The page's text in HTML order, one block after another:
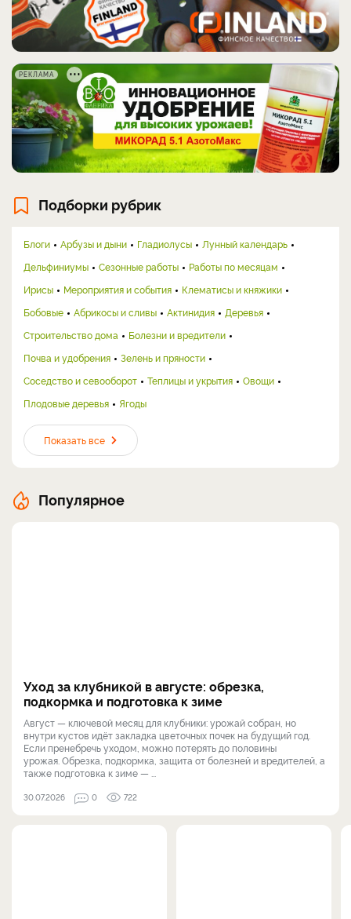
РЕКЛАМА
Подборки рубрик
Блоги Арбузы и дыни Гладиолусы
Лунный календарь
Дельфиниумы
Сезонные работы
Работы по месяцам
Ирисы
Мероприятия и события
Клематисы и княжики
Бобовые
Абрикосы и сливы Актинидия
Деревья
Строительство дома
Болезни и вредители
Почва и удобрения
Зелень и пряности
Соседство и севооборот
Теплицы и укрытия
Овощи
Плодовые деревья
Ягоды
Показать все
Популярное
Уход за клубникой в августе: обрезка,
подкормка и подготовка к зиме
Август — ключевой месяц для клубники: урожай собран, но
внутри кустов идёт закладка цветочных почек на будущий год.
Если пренебречь уходом, можно потерять до половины
урожая. Обрезка, подкормка, защита от болезней и вредителей, а
также подготовка к зиме — ...
30.07.2026 0 722